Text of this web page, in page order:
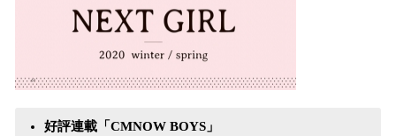
好評連載「CMNOW BOYS」